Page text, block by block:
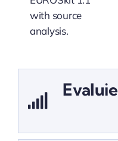
with source
analysis.